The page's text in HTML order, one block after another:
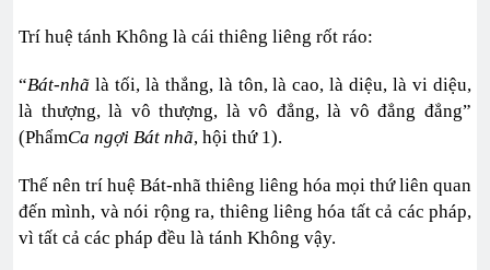
Trí huệ tánh Không là cái thiêng liêng rốt ráo:
“Bát-nhã là tối, là thắng, là tôn, là cao, là diệu, là vi diệu,
là thượng, là vô thượng, là vô đẳng, là vô đẳng đẳng”
(PhẩmCa ngợi Bát nhã, hội thứ 1).
Thế nên trí huệ Bát-nhã thiêng liêng hóa mọi thứ liên quan
đến mình, và nói rộng ra, thiêng liêng hóa tất cả các pháp,
vì tất cả các pháp đều là tánh Không vậy.